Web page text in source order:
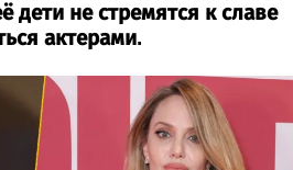
дети не стремятся к славе
актерами.